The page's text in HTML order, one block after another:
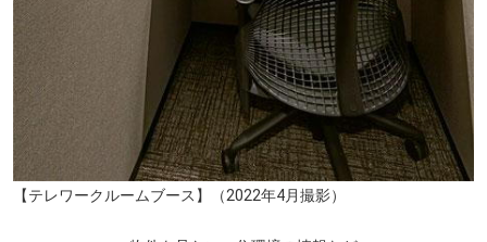
【テレワークルームブース】（2022年4月撮影）